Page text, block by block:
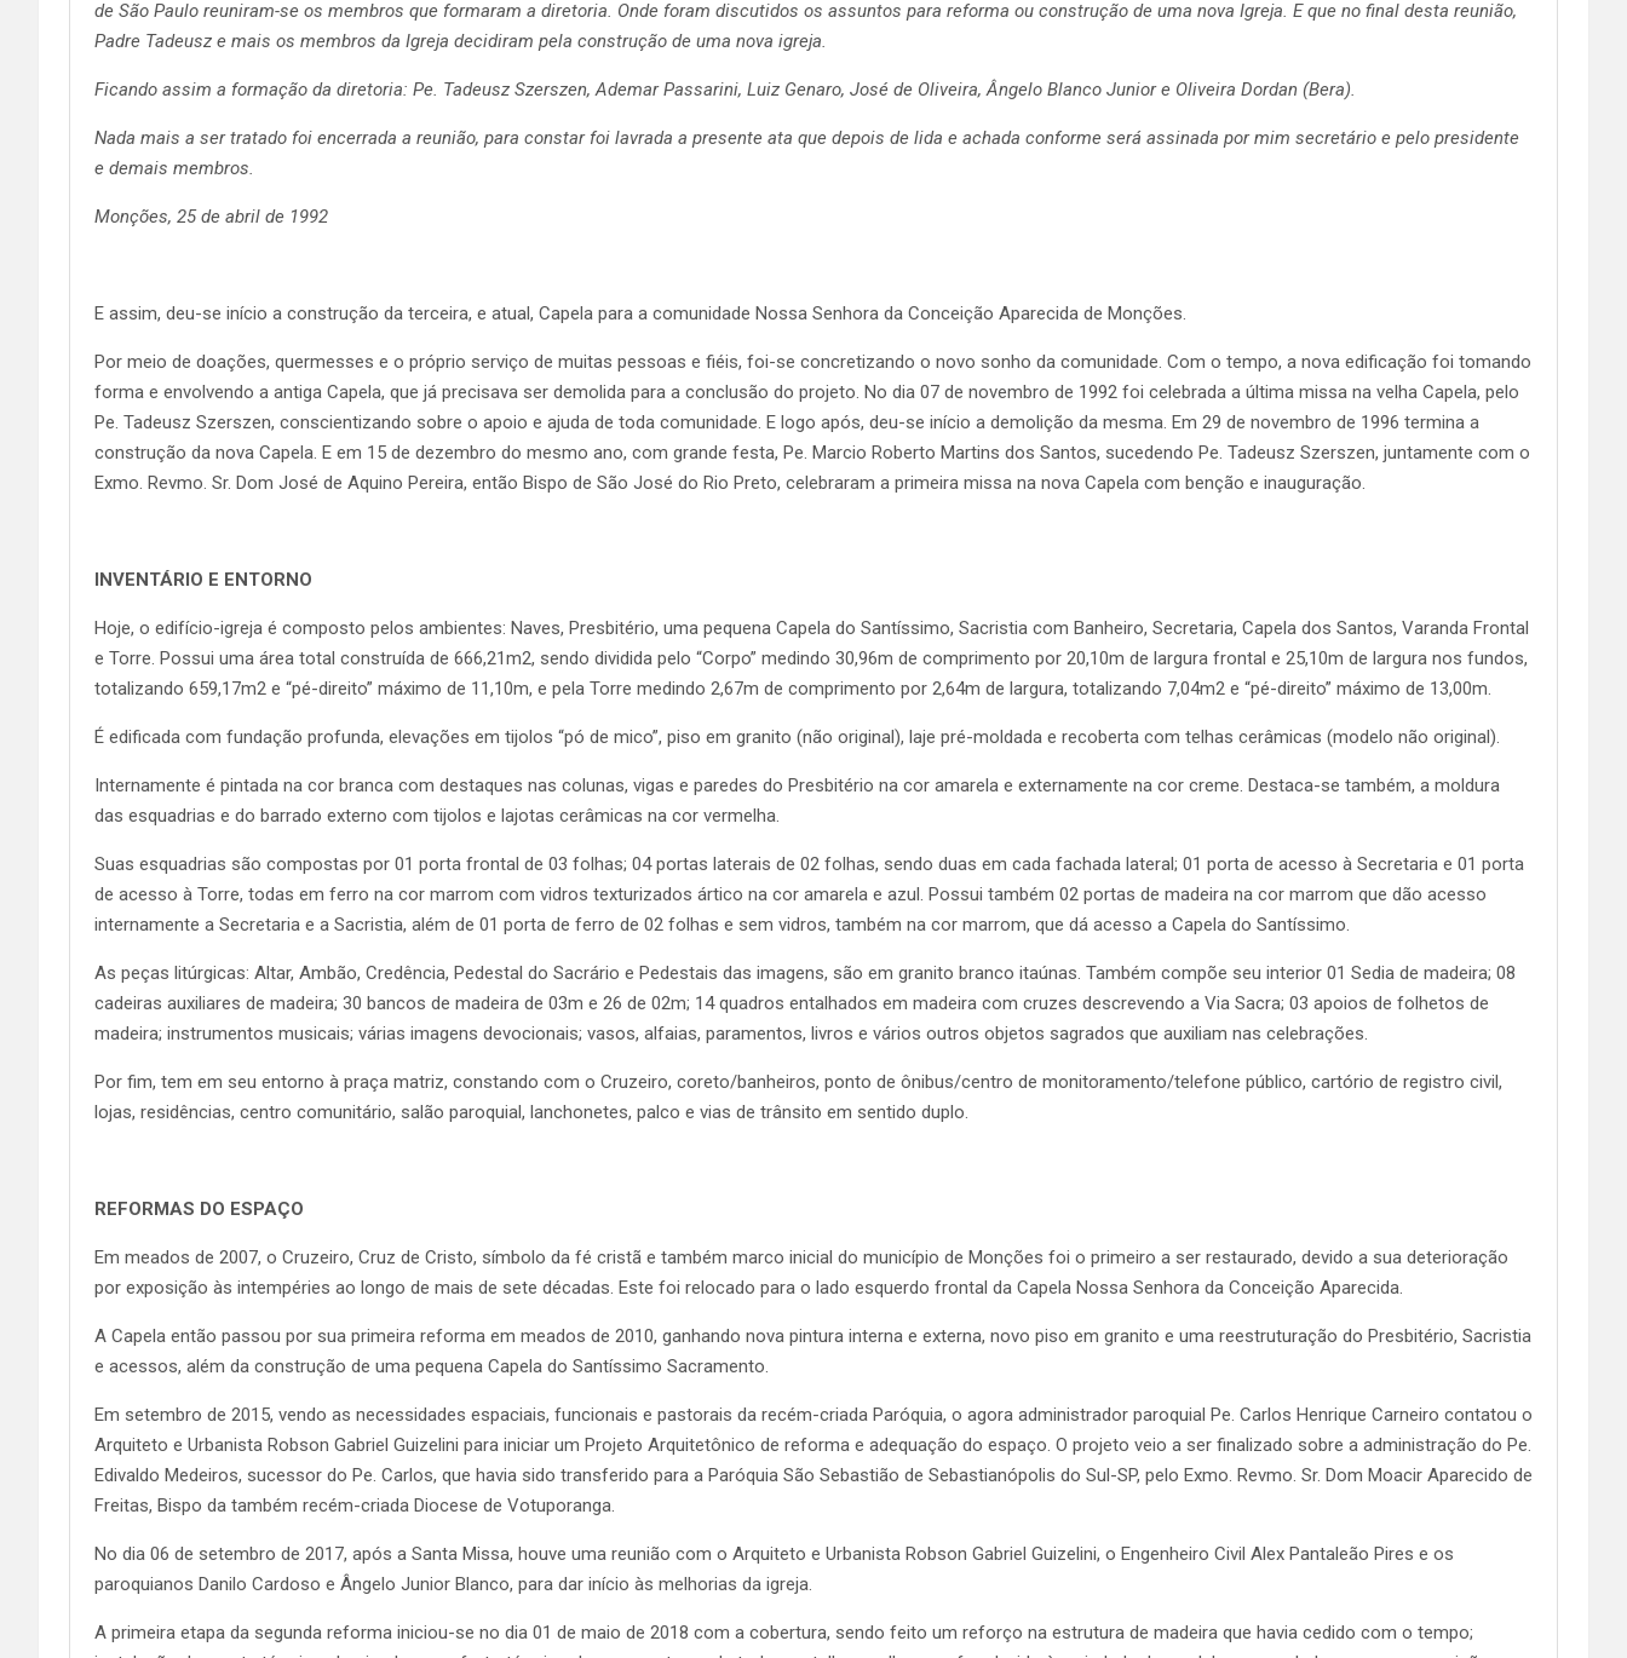
de São Paulo reuniram-se os membros que formaram a diretoria. Onde foram discutidos os assuntos para reforma ou construção de uma nova Igreja. E que no final desta reunião,
Padre Tadeusz e mais os membros da Igreja decidiram pela construção de uma nova igreja.
Ficando assim a formação da diretoria: Pe. Tadeusz Szerszen, Ademar Passarini, Luiz Genaro, José de Oliveira, Ângelo Blanco Junior e Oliveira Dordan (Bera).
Nada mais a ser tratado foi encerrada a reunião, para constar foi lavrada a presente ata que depois de lida e achada conforme será assinada por mim secretário e pelo presidente
e demais membros.
Monções, 25 de abril de 1992
E assim, deu-se início a construção da terceira, e atual, Capela para a comunidade Nossa Senhora da Conceição Aparecida de Monções.
Por meio de doações, quermesses e o próprio serviço de muitas pessoas e fiéis, foi-se concretizando o novo sonho da comunidade. Com o tempo, a nova edificação foi tomando
forma e envolvendo a antiga Capela, que já precisava ser demolida para a conclusão do projeto. No dia 07 de novembro de 1992 foi celebrada a última missa na velha Capela, pelo
Pe. Tadeusz Szerszen, conscientizando sobre o apoio e ajuda de toda comunidade. E logo após, deu-se início a demolição da mesma. Em 29 de novembro de 1996 termina a
construção da nova Capela. E em 15 de dezembro do mesmo ano, com grande festa, Pe. Marcio Roberto Martins dos Santos, sucedendo Pe. Tadeusz Szerszen, juntamente com o
Exmo. Revmo. Sr. Dom José de Aquino Pereira, então Bispo de São José do Rio Preto, celebraram a primeira missa na nova Capela com benção e inauguração.
INVENTÁRIO E ENTORNO
Hoje, o edifício-igreja é composto pelos ambientes: Naves, Presbitério, uma pequena Capela do Santíssimo, Sacristia com Banheiro, Secretaria, Capela dos Santos, Varanda Frontal
e Torre. Possui uma área total construída de 666,21m2, sendo dividida pelo “Corpo” medindo 30,96m de comprimento por 20,10m de largura frontal e 25,10m de largura nos fundos,
totalizando 659,17m2 e “pé-direito” máximo de 11,10m, e pela Torre medindo 2,67m de comprimento por 2,64m de largura, totalizando 7,04m2 e “pé-direito” máximo de 13,00m.
É edificada com fundação profunda, elevações em tijolos “pó de mico”, piso em granito (não original), laje pré-moldada e recoberta com telhas cerâmicas (modelo não original).
Internamente é pintada na cor branca com destaques nas colunas, vigas e paredes do Presbitério na cor amarela e externamente na cor creme. Destaca-se também, a moldura
das esquadrias e do barrado externo com tijolos e lajotas cerâmicas na cor vermelha.
Suas esquadrias são compostas por 01 porta frontal de 03 folhas; 04 portas laterais de 02 folhas, sendo duas em cada fachada lateral; 01 porta de acesso à Secretaria e 01 porta
de acesso à Torre, todas em ferro na cor marrom com vidros texturizados ártico na cor amarela e azul. Possui também 02 portas de madeira na cor marrom que dão acesso
internamente a Secretaria e a Sacristia, além de 01 porta de ferro de 02 folhas e sem vidros, também na cor marrom, que dá acesso a Capela do Santíssimo.
As peças litúrgicas: Altar, Ambão, Credência, Pedestal do Sacrário e Pedestais das imagens, são em granito branco itaúnas. Também compõe seu interior 01 Sedia de madeira; 08
cadeiras auxiliares de madeira; 30 bancos de madeira de 03m e 26 de 02m; 14 quadros entalhados em madeira com cruzes descrevendo a Via Sacra; 03 apoios de folhetos de
madeira; instrumentos musicais; várias imagens devocionais; vasos, alfaias, paramentos, livros e vários outros objetos sagrados que auxiliam nas celebrações.
Por fim, tem em seu entorno à praça matriz, constando com o Cruzeiro, coreto/banheiros, ponto de ônibus/centro de monitoramento/telefone público, cartório de registro civil,
lojas, residências, centro comunitário, salão paroquial, lanchonetes, palco e vias de trânsito em sentido duplo.
REFORMAS DO ESPAÇO
Em meados de 2007, o Cruzeiro, Cruz de Cristo, símbolo da fé cristã e também marco inicial do município de Monções foi o primeiro a ser restaurado, devido a sua deterioração
por exposição às intempéries ao longo de mais de sete décadas. Este foi relocado para o lado esquerdo frontal da Capela Nossa Senhora da Conceição Aparecida.
A Capela então passou por sua primeira reforma em meados de 2010, ganhando nova pintura interna e externa, novo piso em granito e uma reestruturação do Presbitério, Sacristia
e acessos, além da construção de uma pequena Capela do Santíssimo Sacramento.
Em setembro de 2015, vendo as necessidades espaciais, funcionais e pastorais da recém-criada Paróquia, o agora administrador paroquial Pe. Carlos Henrique Carneiro contatou o
Arquiteto e Urbanista Robson Gabriel Guizelini para iniciar um Projeto Arquitetônico de reforma e adequação do espaço. O projeto veio a ser finalizado sobre a administração do Pe.
Edivaldo Medeiros, sucessor do Pe. Carlos, que havia sido transferido para a Paróquia São Sebastião de Sebastianópolis do Sul-SP, pelo Exmo. Revmo. Sr. Dom Moacir Aparecido de
Freitas, Bispo da também recém-criada Diocese de Votuporanga.
No dia 06 de setembro de 2017, após a Santa Missa, houve uma reunião com o Arquiteto e Urbanista Robson Gabriel Guizelini, o Engenheiro Civil Alex Pantaleão Pires e os
paroquianos Danilo Cardoso e Ângelo Junior Blanco, para dar início às melhorias da igreja.
A primeira etapa da segunda reforma iniciou-se no dia 01 de maio de 2018 com a cobertura, sendo feito um reforço na estrutura de madeira que havia cedido com o tempo;